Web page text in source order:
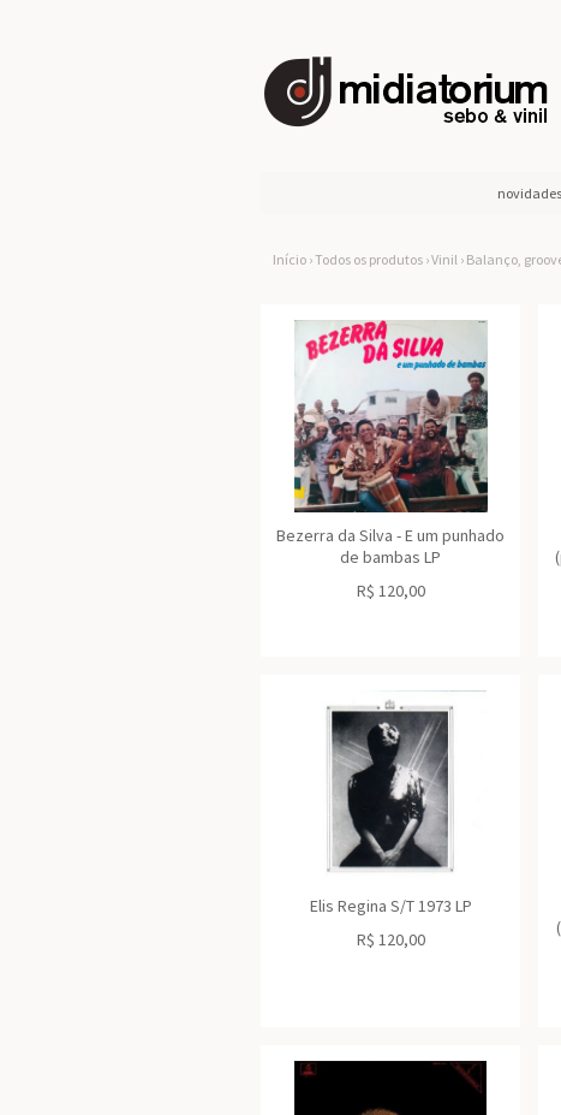
Início ›Todos os produtos ›Vinil › Balanço,
Bezerra da Silva - E um punhado
de bambas LP
R$ 120,00
Elis Regina S/T 1973 LP
R$ 120,00